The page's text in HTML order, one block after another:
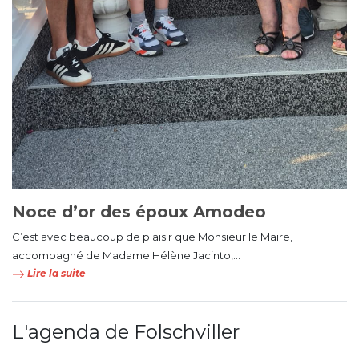
Noce d’or des époux Amodeo
C’est avec beaucoup de plaisir que Monsieur le Maire,
accompagné de Madame Hélène Jacinto,...
Lire la suite
L'agenda de Folschviller